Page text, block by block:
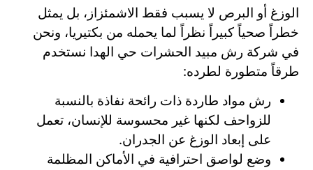
الوزغ أو البرص لا يسبب فقط الاشمئزاز، بل يمثل
خطراً صحياً كبيراً نظراً لما يحمله من بكتيريا، ونحن
في شركة رش مبيد الحشرات حي الهدا نستخدم
طرقاً متطورة لطرده:
رش مواد طاردة ذات رائحة نفاذة بالنسبة
للزواحف لكنها غير محسوسة للإنسان، تعمل
على إبعاد الوزغ عن الجدران.
وضع لواصق احترافية في الأماكن المظلمة